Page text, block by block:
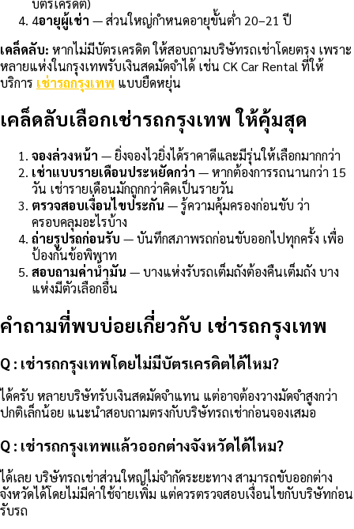
4อายุผู้เช่า — ส่วนใหญ่กำหนดอายุขั้นต่ำ 20–21 ปี
เคล็ดลับ: หากไม่มีบัตรเครดิต ให้สอบถามบริษัทรถเช่าโดยตรง เพราะ
หลายแห่งในกรุงเทพรับเงินสดมัดจำได้ เช่น CK Car Rental ที่ให้
บริการ เช่ารถกรุงเทพ แบบยืดหยุ่น
เคล็ดลับเลือกเช่ารถกรุงเทพ ให้คุ้มสุด
จองล่วงหน้า — ยิ่งจองไวยิ่งได้ราคาดีและมีรุ่นให้เลือกมากกว่า
เช่าแบบรายเดือนประหยัดกว่า — หากต้องการรถนานกว่า 15
วัน เช่ารายเดือนมักถูกกว่าคิดเป็นรายวัน
ตรวจสอบเงื่อนไขประกัน — รู้ความคุ้มครองก่อนขับ ว่า
ครอบคลุมอะไรบ้าง
ถ่ายรูปรถก่อนรับ — บันทึกสภาพรถก่อนขับออกไปทุกครั้ง เพื่อ
ป้องกันข้อพิพาท
สอบถามค่าน้ำมัน — บางแห่งรับรถเต็มถังต้องคืนเต็มถัง บาง
แห่งมีตัวเลือกอื่น
คำถามที่พบบ่อยเกี่ยวกับ เช่ารถกรุงเทพ
Q : เช่ารถกรุงเทพโดยไม่มีบัตรเครดิตได้ไหม?
ได้ครับ หลายบริษัทรับเงินสดมัดจำแทน แต่อาจต้องวางมัดจำสูงกว่า
ปกติเล็กน้อย แนะนำสอบถามตรงกับบริษัทรถเช่าก่อนจองเสมอ
Q : เช่ารถกรุงเทพแล้วออกต่างจังหวัดได้ไหม?
ได้เลย บริษัทรถเช่าส่วนใหญ่ไม่จำกัดระยะทาง สามารถขับออกต่าง
จังหวัดได้โดยไม่มีค่าใช้จ่ายเพิ่ม แต่ควรตรวจสอบเงื่อนไขกับบริษัทก่อน
รับรถ